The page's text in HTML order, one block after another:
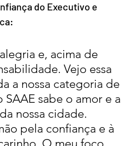
do Executivo e
e, acima de
Vejo essa
a nossa categoria de
sabe o amor e a
nossa cidade.
pela confiança e à